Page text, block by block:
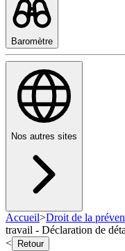
Baromètre
Nos autres sites
Accueil>Droit de la
travail - Déclaration de
<
Retour